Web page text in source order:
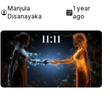
Manjula
Disanayaka
1 year
ago